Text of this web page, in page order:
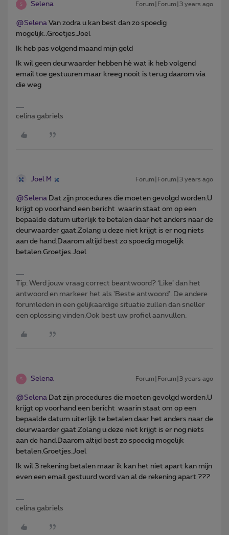
S Selena Forum|Forum|3 years ago
@Selena Van zodra u kan best dan zo spoedig
mogelijk..Groetjes,Joel
Ik heb pas volgend maand mijn geld
Ik wil geen deurwaarder hebben hè wat ik heb volgend
email toe gestuuren maar kreeg nooit is terug daarom via
die weg
celina gabriels
Joel M Forum|Forum|3 years ago
@Selena Dat zijn procedures die moeten gevolgd worden.U
krijgt op voorhand een bericht waarin staat om op een
bepaalde datum uiterlijk te betalen daar het anders naar de
deurwaarder gaat.Zolang u deze niet krijgt is er nog niets
aan de hand.Daarom altijd best zo spoedig mogelijk
betalen.Groetjes.Joel
Tip: Werd jouw vraag correct beantwoord? ‘Like’ dan het
antwoord en markeer het als 'Beste antwoord'. De andere
forumleden in een gelijkaardige situatie zullen dan sneller
een oplossing vinden.Ook best uw profiel aanvullen.
S Selena Forum|Forum|3 years ago
@Selena Dat zijn procedures die moeten gevolgd worden.U
krijgt op voorhand een bericht waarin staat om op een
bepaalde datum uiterlijk te betalen daar het anders naar de
deurwaarder gaat.Zolang u deze niet krijgt is er nog niets
aan de hand.Daarom altijd best zo spoedig mogelijk
betalen.Groetjes.Joel
Ik wil 3 rekening betalen maar ik kan het niet apart kan mijn
even een email gestuurd word van al de rekening apart ???
celina gabriels